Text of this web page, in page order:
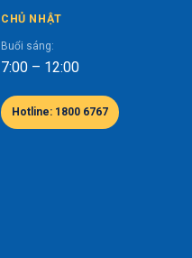
CHỦ NHẬT
Buổi sáng:
7:00 – 12:00
Hotline: 1800 6767